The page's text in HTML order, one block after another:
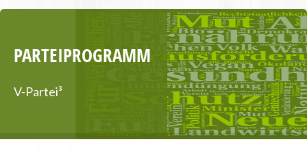
PARTEIPROGRAMM
V-Partei³